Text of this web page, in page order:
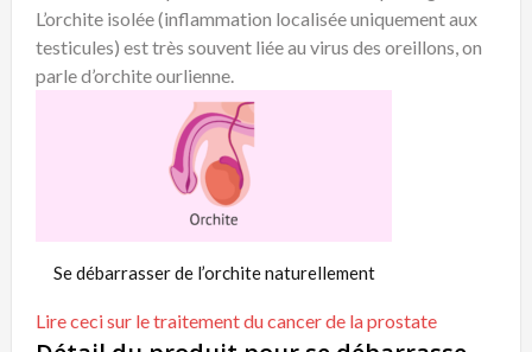
L’orchite isolée (inflammation localisée uniquement aux
testicules) est très souvent liée au virus des oreillons, on
parle d’orchite ourlienne.
Se débarrasser de l’orchite naturellement
Lire ceci sur le traitement du cancer de la prostate